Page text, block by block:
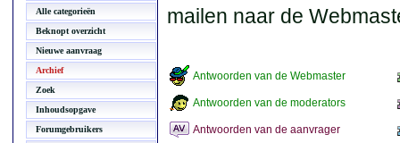
Alle categorieën
Beknopt overzicht
Nieuwe aanvraag
Archief
Zoek
Inhoudsopgave
Forumgebruikers
mailen naar de
Antwoorden van de Webmaster
Antwoorden van de moderators
Antwoorden van de aanvrager